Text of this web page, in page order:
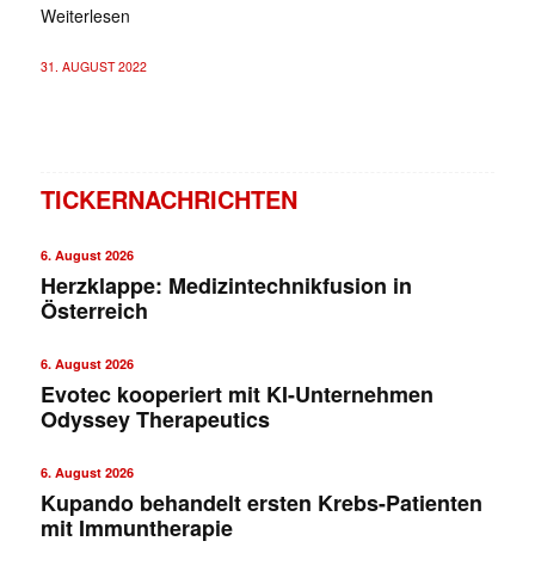
Weiterlesen
31. AUGUST 2022
TICKERNACHRICHTEN
6. August 2026
Herzklappe: Medizintechnikfusion in
Österreich
6. August 2026
Evotec kooperiert mit KI-Unternehmen
Odyssey Therapeutics
6. August 2026
Kupando behandelt ersten Krebs-Patienten
mit Immuntherapie